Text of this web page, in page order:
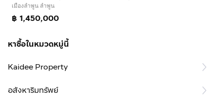
เมืองลำพูน ลำพูน
฿ 1,450,000
หาซื้อในหมวดหมู่นี้
Kaidee Property
อสังหาริมทรัพย์